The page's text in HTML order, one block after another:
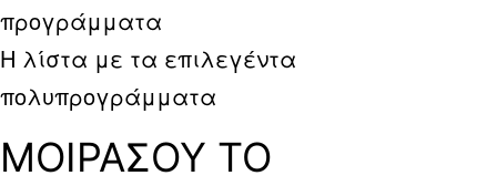
προγράμματα
Η λίστα με τα επιλεγέντα
πολυπρογράμματα
ΜΟΙΡΑΣΟΥ ΤΟ